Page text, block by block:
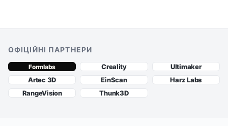
ОФІЦІЙНІ ПАРТНЕРИ
Formlabs Creality
Ultimaker
Artec 3D
EinScan
Harz Labs
RangeVision
Thunk3D